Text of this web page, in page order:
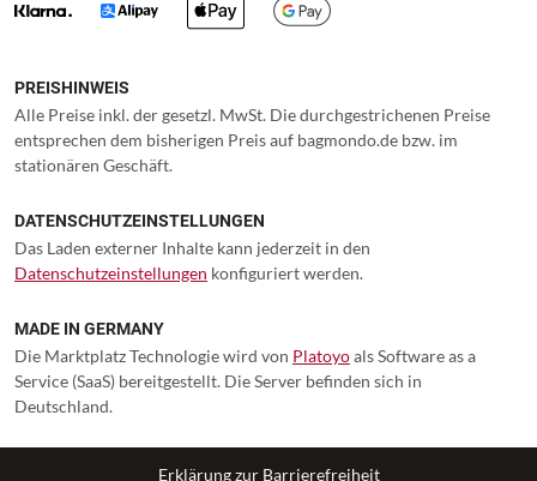
PREISHINWEIS
Alle Preise inkl. der gesetzl. MwSt. Die durchgestrichenen Preise
entsprechen dem bisherigen Preis auf bagmondo.de bzw. im
stationären Geschäft.
DATENSCHUTZEINSTELLUNGEN
Das Laden externer Inhalte kann jederzeit in den
Datenschutzeinstellungen konfiguriert werden.
MADE IN GERMANY
Die Marktplatz Technologie wird von Platoyoals Software as a
Service (SaaS) bereitgestellt. Die Server befinden sich in
Deutschland.
Erklärung zur Barrierefreiheit